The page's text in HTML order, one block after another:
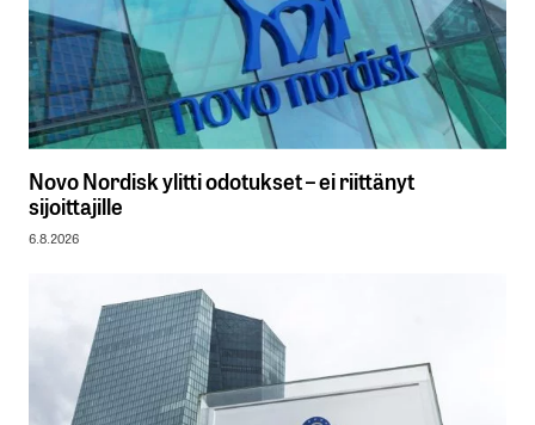
Novo Nordisk ylitti odotukset – ei riittänyt
sijoittajille
6.8.2026